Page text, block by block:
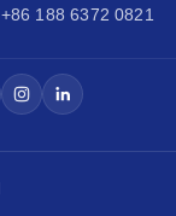
+86 188 6372 0821